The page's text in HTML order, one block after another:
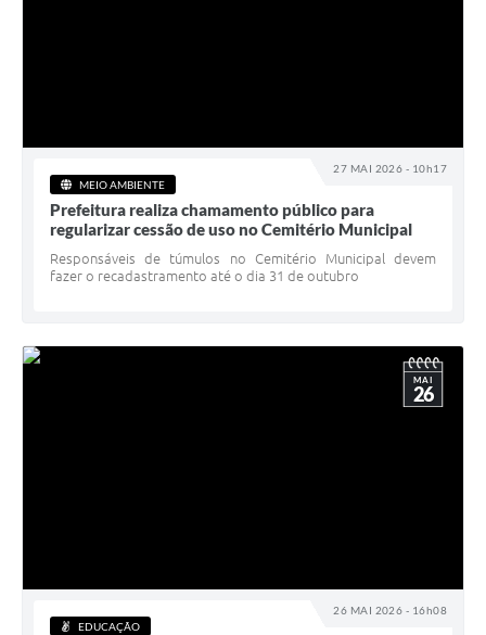
27 MAI 2026 - 10h17
MEIO AMBIENTE
Prefeitura realiza chamamento público para
regularizar cessão de uso no Cemitério Municipal
Responsáveis de túmulos no Cemitério Municipal devem
fazer o recadastramento até o dia 31 de outubro
26 MAI 2026 - 16h08
MAI
26
EDUCAÇÃO